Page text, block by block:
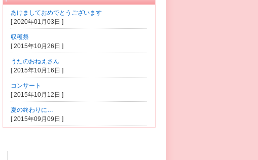
あけましておめでとうございます
[ 2020年01月03日 ]
収穫祭
[ 2015年10月26日 ]
うたのおねえさん
[ 2015年10月16日 ]
コンサート
[ 2015年10月12日 ]
夏の終わりに…
[ 2015年09月09日 ]